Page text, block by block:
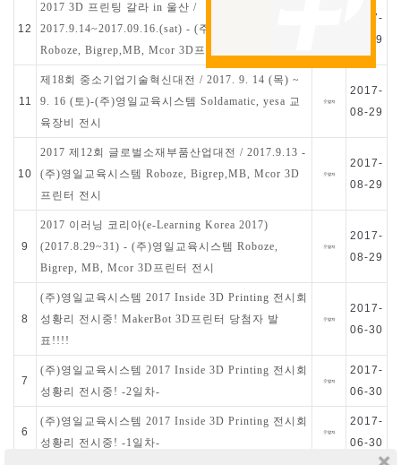
12
2017 3D 프린팅 갈라 in 울산 /
2017.9.14~2017.09.16.(sat) - (주)영일교육시스템
Roboze, Bigrep,MB, Mcor 3D프린터 전시
2017-
08-29
11
제18회 중소기업기술혁신대전 / 2017. 9. 14 (목) ~
9. 16 (토)-(주)영일교육시스템 Soldamatic, yesa 교
육장비 전시
2017-
08-29
10
2017 제12회 글로벌소재부품산업대전 / 2017.9.13 -
(주)영일교육시스템 Roboze, Bigrep,MB, Mcor 3D
프린터 전시
2017-
08-29
9
2017 이러닝 코리아(e-Learning Korea 2017)
(2017.8.29~31) - (주)영일교육시스템 Roboze,
Bigrep, MB, Mcor 3D프린터 전시
2017-
08-29
8
(주)영일교육시스템 2017 Inside 3D Printing 전시회
성황리 전시중! MakerBot 3D프린터 당첨자 발
표!!!!
2017-
06-30
7
(주)영일교육시스템 2017 Inside 3D Printing 전시회
성황리 전시중! -2일차-
2017-
06-30
6
(주)영일교육시스템 2017 Inside 3D Printing 전시회
성황리 전시중! -1일차-
2017-
06-30